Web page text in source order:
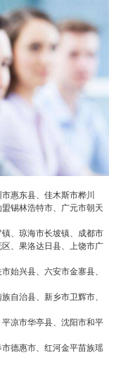
惠东县、佳木斯市桦川
锡林浩特市、广元市朝天
、琼海市长坡镇、成都市
、果洛达日县、上饶市广
始兴县、六安市金寨县、
自治县、新乡市卫辉市、
凉市华亭县、沈阳市和平
德惠市、红河金平苗族瑶